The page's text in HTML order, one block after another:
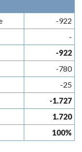
-922
-
-922
-780
-25
-1.727
1.720
100%